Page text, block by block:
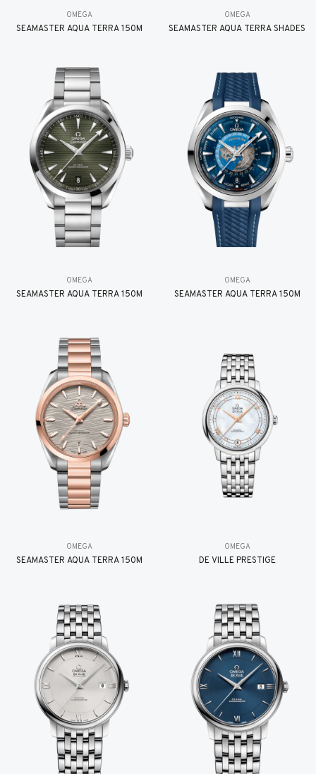
OMEGA
SEAMASTER AQUA TERRA 150M
OMEGA
SEAMASTER AQUA TERRA SHADES
OMEGA
SEAMASTER AQUA TERRA 150M
OMEGA
SEAMASTER AQUA TERRA 150M
OMEGA
SEAMASTER AQUA TERRA 150M
OMEGA
DE VILLE PRESTIGE